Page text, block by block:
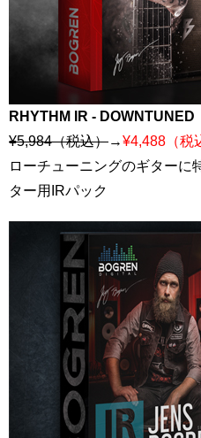
RHYTHM IR - DOWNTUNED
¥5,984（税込）→¥4,488（税
ローチューニングのギターに
ター用IRパック